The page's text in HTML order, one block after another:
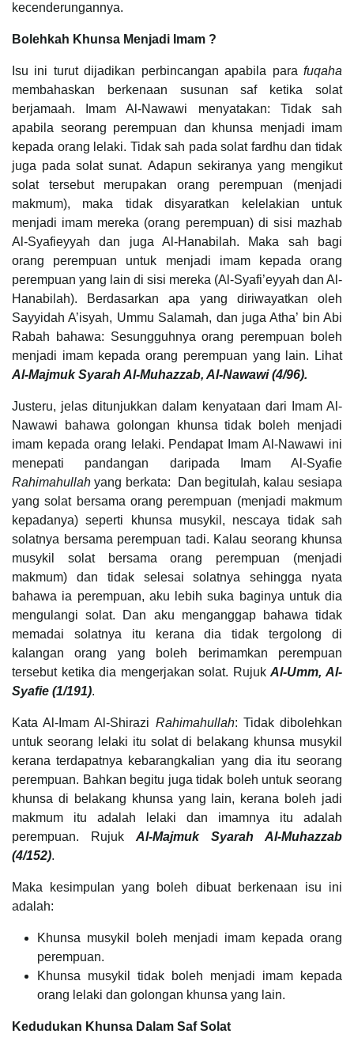
kecenderungannya.
Bolehkah Khunsa Menjadi Imam ?
Isu ini turut dijadikan perbincangan apabila para fuqaha
membahaskan berkenaan susunan saf ketika solat
berjamaah. Imam Al-Nawawi menyatakan: Tidak sah
apabila seorang perempuan dan khunsa menjadi imam
kepada orang lelaki. Tidak sah pada solat fardhu dan tidak
juga pada solat sunat. Adapun sekiranya yang mengikut
solat tersebut merupakan orang perempuan (menjadi
makmum), maka tidak disyaratkan kelelakian untuk
menjadi imam mereka (orang perempuan) di sisi mazhab
Al-Syafieyyah dan juga Al-Hanabilah. Maka sah bagi
orang perempuan untuk menjadi imam kepada orang
perempuan yang lain di sisi mereka (Al-Syafi’eyyah dan Al-
Hanabilah). Berdasarkan apa yang diriwayatkan oleh
Sayyidah A’isyah, Ummu Salamah, dan juga Atha’ bin Abi
Rabah bahawa: Sesungguhnya orang perempuan boleh
menjadi imam kepada orang perempuan yang lain. Lihat
Al-Majmuk Syarah Al-Muhazzab, Al-Nawawi (4/96).
Justeru, jelas ditunjukkan dalam kenyataan dari Imam Al-
Nawawi bahawa golongan khunsa tidak boleh menjadi
imam kepada orang lelaki. Pendapat Imam Al-Nawawi ini
menepati pandangan daripada Imam Al-Syafie
Rahimahullah yang berkata: Dan begitulah, kalau sesiapa
yang solat bersama orang perempuan (menjadi makmum
kepadanya) seperti khunsa musykil, nescaya tidak sah
solatnya bersama perempuan tadi. Kalau seorang khunsa
musykil solat bersama orang perempuan (menjadi
makmum) dan tidak selesai solatnya sehingga nyata
bahawa ia perempuan, aku lebih suka baginya untuk dia
mengulangi solat. Dan aku menganggap bahawa tidak
memadai solatnya itu kerana dia tidak tergolong di
kalangan orang yang boleh berimamkan perempuan
tersebut ketika dia mengerjakan solat. RujukAl-Umm, Al-
Syafie (1/191).
Kata Al-Imam Al-Shirazi Rahimahullah: Tidak dibolehkan
untuk seorang lelaki itu solat di belakang khunsa musykil
kerana terdapatnya kebarangkalian yang dia itu seorang
perempuan. Bahkan begitu juga tidak boleh untuk seorang
khunsa di belakang khunsa yang lain, kerana boleh jadi
makmum itu adalah lelaki dan imamnya itu adalah
perempuan. Rujuk Al-Majmuk Syarah Al-Muhazzab
(4/152).
Maka kesimpulan yang boleh dibuat berkenaan isu ini
adalah:
Khunsa musykil boleh menjadi imam kepada orang
perempuan.
Khunsa musykil tidak boleh menjadi imam kepada
orang lelaki dan golongan khunsa yang lain.
Kedudukan Khunsa Dalam Saf Solat